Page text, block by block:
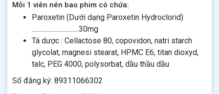
Mỗi 1 viên nén bao phim có chứa:
Paroxetin (Dưới dạng Paroxetin Hydroclorid)
................................30mg
Tá dược : Cellactose 80, copovidon, natri starch
glycolat, magnesi stearat, HPMC E6, titan dioxyd,
talc, PEG 4000, polysorbat, dầu thầu dầu
Số đăng ký: 89311066302